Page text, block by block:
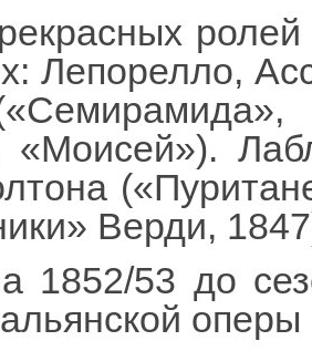
Лепорелло,
«Моисей»).
Верди,
1852/53 до
оперы